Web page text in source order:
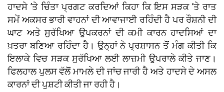
ਹਾਦਸੇ ’ਤੇ ਚਿੰਤਾ ਪ੍ਰਗਟ ਕਰਦਿਆਂ ਕਿਹਾ ਕਿ ਇਸ ਸੜਕ ’ਤੇ ਰਾਤ
ਸਮੇਂ ਅਕਸਰ ਭਾਰੀ ਵਾਹਨਾਂ ਦੀ ਆਵਾਜਾਈ ਰਹਿੰਦੀ ਹੈ ਪਰ ਰੌਸ਼ਨੀ ਦੀ
ਘਾਟ ਅਤੇ ਸੁਰੱਖਿਆ ਉਪਕਰਨਾਂ ਦੀ ਕਮੀ ਕਾਰਨ ਹਾਦਸਿਆਂ ਦਾ
ਖ਼ਤਰਾ ਬਣਿਆ ਰਹਿੰਦਾ ਹੈ। ਉਨ੍ਹਾਂ ਨੇ ਪ੍ਰਸ਼ਾਸਨ ਤੋਂ ਮੰਗ ਕੀਤੀ ਕਿ
ਇਲਾਕੇ ਵਿਚ ਸੜਕ ਸੁਰੱਖਿਆ ਲਈ ਲਾਜ਼ਮੀ ਉਪਰਾਲੇ ਕੀਤੇ ਜਾਣ।
ਫਿਲਹਾਲ ਪੁਲਸ ਵੱਲੋਂ ਮਾਮਲੇ ਦੀ ਜਾਂਚ ਜਾਰੀ ਹੈ ਅਤੇ ਹਾਦਸੇ ਦੇ ਅਸਲ
ਕਾਰਨਾਂ ਦੀ ਪੁਸ਼ਟੀ ਕੀਤੀ ਜਾ ਰਹੀ ਹੈ।